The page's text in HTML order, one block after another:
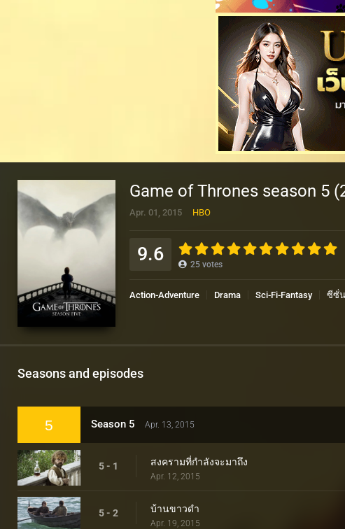
Game of Thrones season 5
Apr. 01, 2015 HBO
9.6 25 votes
Action-Adventure Drama Sci-Fi-Fantasy ซีซั่
Seasons and episodes
5 Season 5 Apr. 13, 2015
5 - 1 สงครามที่กำลังจะมาถึง
Apr. 12, 2015
5 - 2 บ้านขาวดำ
Apr. 19, 2015